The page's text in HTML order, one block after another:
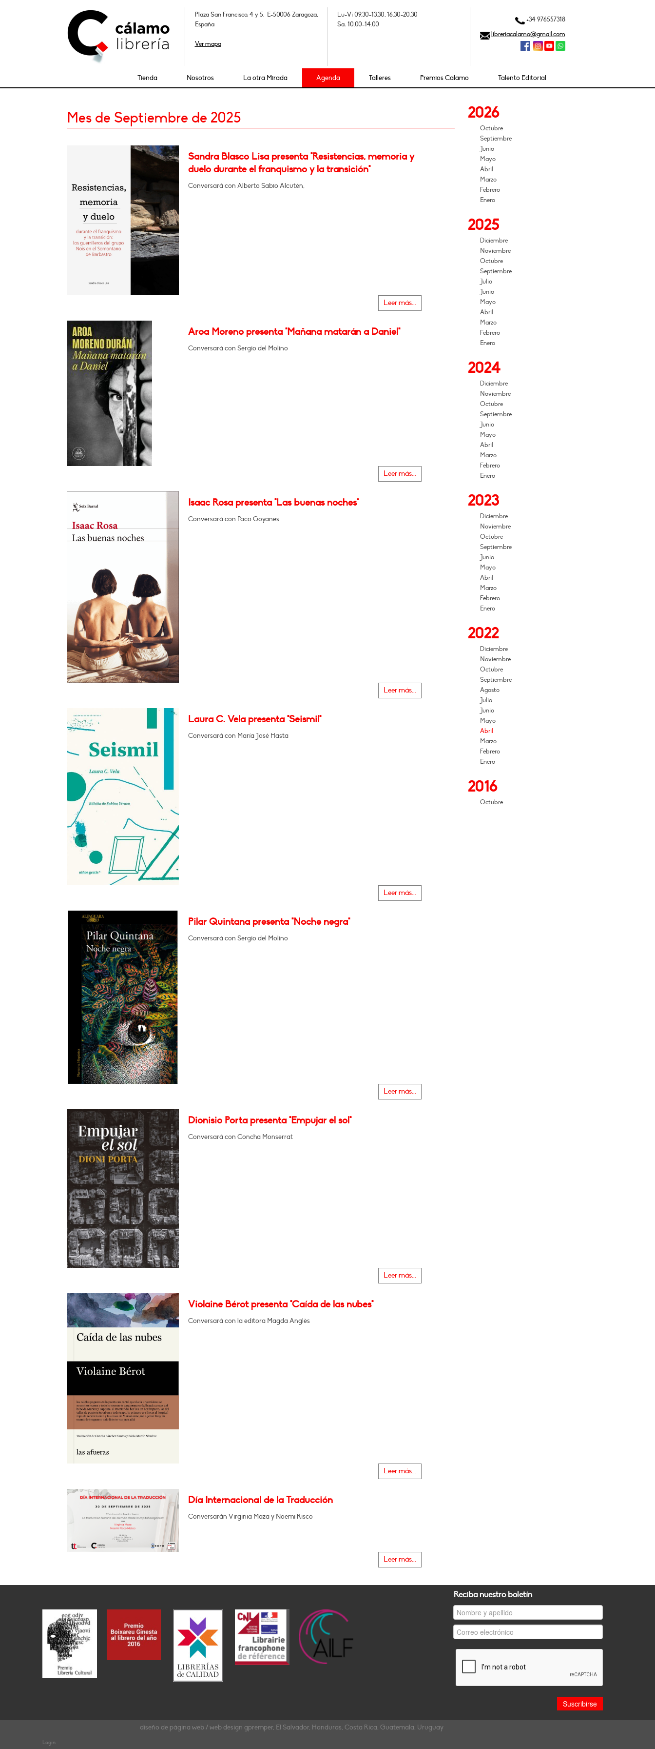
Plaza San Francisco, 4 y 5. E-50006 Zaragoza,
España
Ver mapa
Lu-Vi 09.30-13.30, 16.30-20.30
Sa: 10.00-14.00
+34 976557318
libreriacalamo@gmail.com
Tienda Nosotros La otra Mirada Agenda Talleres Premios Cálamo Talento Editorial
Mes de Septiembre de 2025
Sandra Blasco Lisa presenta "Resistencias, memoria y
duelo durante el franquismo y la transición"
Conversará con Alberto Sabio Alcutén,
Leer más...
Aroa Moreno presenta "Mañana matarán a Daniel"
Conversará con Sergio del Molino
Leer más...
Isaac Rosa presenta "Las buenas noches"
Conversará con Paco Goyanes
Leer más...
Laura C. Vela presenta "Seismil"
Conversará con María José Hasta
Leer más...
Pilar Quintana presenta "Noche negra"
Conversará con Sergio del Molino
Leer más...
Dionisio Porta presenta "Empujar el sol"
Conversará con Concha Monserrat
Leer más...
Violaine Bérot presenta "Caída de las nubes"
Conversará con la editora Magda Anglès
Leer más...
Día Internacional de la Traducción
Conversarán Virginia Maza y Noemi Risco
Leer más...
2026
Octubre
Septiembre
Junio
Mayo
Abril
Marzo
Febrero
Enero
2025
Diciembre
Noviembre
Octubre
Septiembre
Julio
Junio
Mayo
Abril
Marzo
Febrero
Enero
2024
Diciembre
Noviembre
Octubre
Septiembre
Junio
Mayo
Abril
Marzo
Febrero
Enero
2023
Diciembre
Noviembre
Octubre
Septiembre
Junio
Mayo
Abril
Marzo
Febrero
Enero
2022
Diciembre
Noviembre
Octubre
Septiembre
Agosto
Julio
Junio
Mayo
Abril
Marzo
Febrero
Enero
2016
Octubre
Reciba nuestro boletín
diseño de página web / web design gpremper, El Salvador, Honduras, Costa Rica, Guatemala, Uruguay
Login